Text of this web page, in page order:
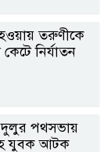
হওয়ায় তরুণীকে
নির্যাতন
দুলুর পথসভায়
যুবক আটক